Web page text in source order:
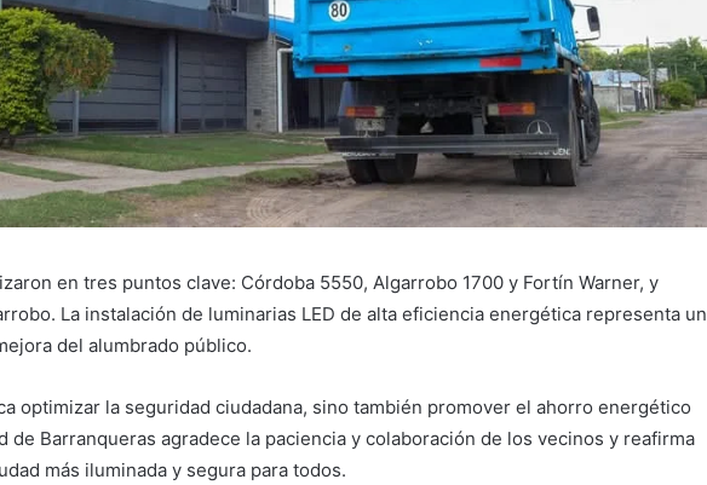
en tres puntos clave: Córdoba 5550, Algarrobo 1700 y Fortín Warner, y
La instalación de luminarias LED de alta eficiencia energética representa un
del alumbrado público.
optimizar la seguridad ciudadana, sino también promover el ahorro energético
de Barranqueras agradece la paciencia y colaboración de los vecinos y reafirma
más iluminada y segura para todos.